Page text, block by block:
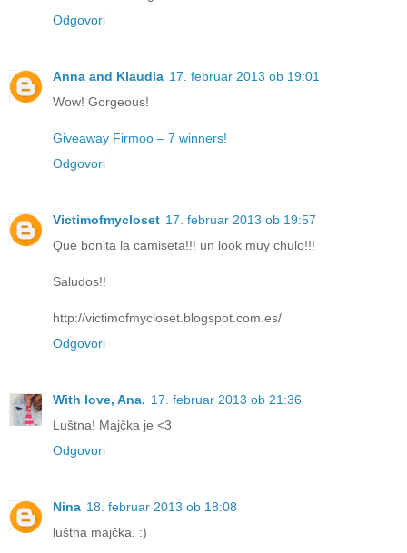
Odgovori
Anna and Klaudia 17. februar 2013 ob 19:01
Wow! Gorgeous!
Giveaway Firmoo – 7 winners!
Odgovori
Victimofmycloset 17. februar 2013 ob 19:57
Que bonita la camiseta!!! un look muy chulo!!!
Saludos!!
http://victimofmycloset.blogspot.com.es/
Odgovori
With love, Ana. 17. februar 2013 ob 21:36
Luštna! Majčka je <3
Odgovori
Nina 18. februar 2013 ob 18:08
luštna majčka. :)